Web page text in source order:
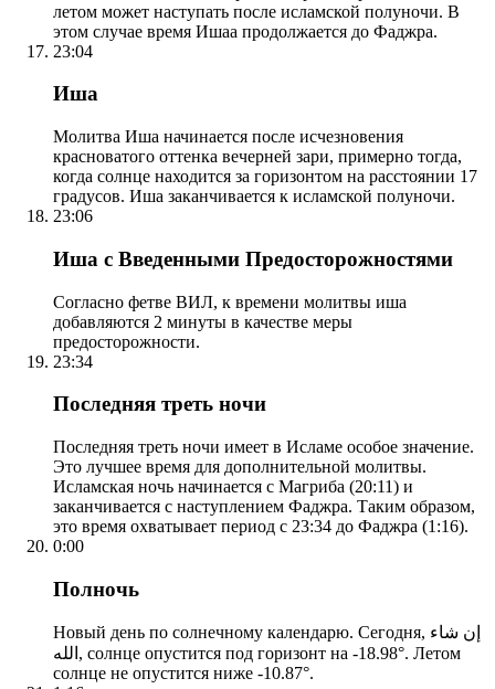
летом может наступать после исламской полуночи. В
этом случае время Ишаа продолжается до Фаджра.
23:04
Иша
Молитва Иша начинается после исчезновения
красноватого оттенка вечерней зари, примерно тогда,
когда солнце находится за горизонтом на расстоянии 17
градусов. Иша заканчивается к исламской полуночи.
23:06
Иша с Введенными Предосторожностями
Согласно фетве ВИЛ, к времени молитвы иша
добавляются 2 минуты в качестве меры
предосторожности.
23:34
Последняя треть ночи
Последняя треть ночи имеет в Исламе особое значение.
Это лучшее время для дополнительной молитвы.
Исламская ночь начинается с Магриба (20:11) и
заканчивается с наступлением Фаджра. Таким образом,
это время охватывает период с 23:34 до Фаджра (1:16).
0:00
Полночь
Новый день по солнечному календарю. Сегодня, إن شاء
الله, солнце опустится под горизонт на -18.98°. Летом
солнце не опустится ниже -10.87°.